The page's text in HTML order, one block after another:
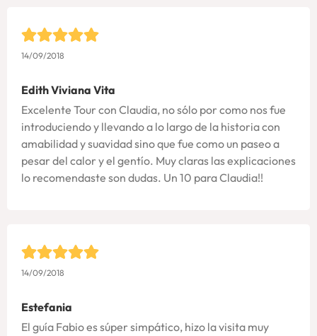
14/09/2018
Edith Viviana Vita
Excelente Tour con Claudia, no sólo por como nos fue
introduciendo y llevando a lo largo de la historia con
amabilidad y suavidad sino que fue como un paseo a
pesar del calor y el gentío. Muy claras las explicaciones
lo recomendaste son dudas. Un 10 para Claudia!!
14/09/2018
Estefania
El guía Fabio es súper simpático, hizo la visita muy